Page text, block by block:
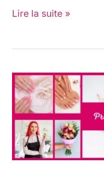
Lire la suite »
Devenir
prothésiste
ongulaire
sans
CAP
Esthétique